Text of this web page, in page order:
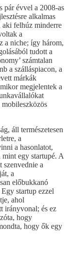
pár évvel a 2008-as
alkalmas
aki felhúz minderre
a
a niche; így három,
tudott a
számtalan
a szálláspiacon, a
márkák
megjelentek a
áll természetesen
a
a hasonlatot,
egy startupé. A
szenvednie a
a
előbukkanó
startup ezzel
ahol
irányvonal; és ez
hogy
hogy ők egy